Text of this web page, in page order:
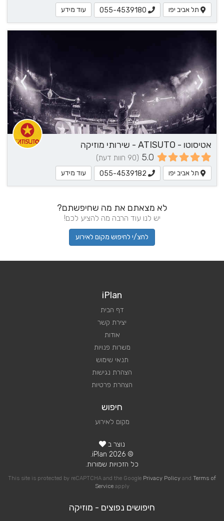
תל אביב יפו 055-4539180 עוד מידע
אטיסוטו - ATISUTO - שירותי מוזיקה
5.0 (90 חוות דעת)
תל אביב יפו 055-4539182 עוד מידע
לא מצאתם את מה שחיפשתם?
יש לנו עוד הרבה מה להציע לכם!
לחצ/י לחיפוש מקום לאירוע
iPlan
דף הבית
יצירת קשר
אודות
משרות פנויות
תנאי שימוש
הצהרת נגישות
הצהרת פרטיות
חיפוש
מקום לאירוע
נוצר ב
© 2026 iPlan.
כל הזכויות שמורות.
This site is protected by reCAPTCHA and the Google Privacy Policy and Terms of
Serviceapply
חיפושים נפוצים - מוזיקה